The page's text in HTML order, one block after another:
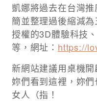
凱娜將過去在台灣
簡並整理過後縮減
授權的3D體驗科技
等，網址： https://
新網站建議用桌機
妳們看到這裡，妳
女人（指！